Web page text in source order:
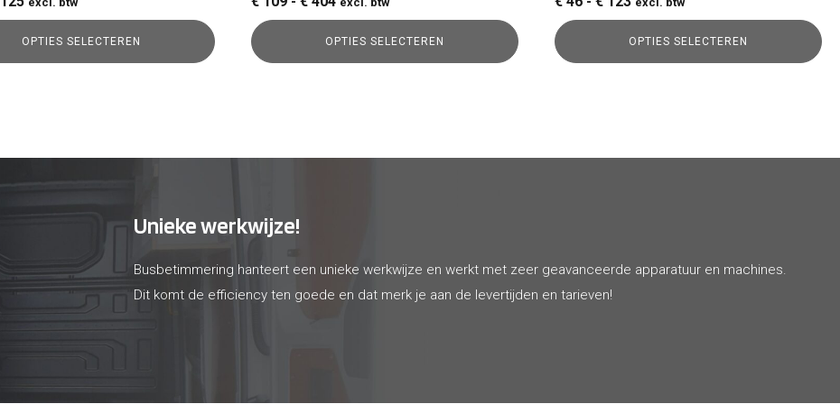
€ 43
tot
€ 125
OPTIES SELECTEREN
€ 109
tot
€ 404
OPTIES SELECTEREN
€ 46
tot
€ 123
OPTIES SELECTEREN
Unieke werkwijze!
Busbetimmering hanteert een unieke werkwijze en werkt met zeer geavanceerde apparatuur en machines.
Dit komt de efficiency ten goede en dat merk je aan de levertijden en tarieven!